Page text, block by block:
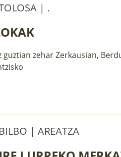
| .
guztian zehar Zerkausian,
BILBO | AREATZA